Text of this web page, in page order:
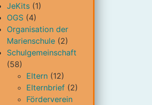
JeKits(1)
OGS(4)
Organisation der
Marienschule(2)
Schulgemeinschaft
(58)
Eltern(12)
Elternbrief(2)
Förderverein